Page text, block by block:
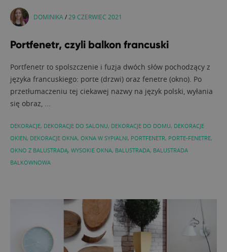
DOMINIKA / 29 CZERWIEC 2021
Portfenetr, czyli balkon francuski
Portfenetr to spolszczenie i fuzja dwóch słów pochodzący z
języka francuskiego: porte (drzwi) oraz fenetre (okno). Po
przetłumaczeniu tej ciekawej nazwy na język polski, wyłania
się obraz, ...
DEKORACJE, DEKORACJE DO SALONU, DEKORACJE DO DOMU, DEKORACJE
OKIEN, DEKORACJE OKNA, OKNA W SYPIALNI, PORTFENETR, PORTE-FENETRE,
OKNO Z BALUSTRADĄ, WYSOKIE OKNA, BALUSTRADA, BALUSTRADA
BALKOWNOWA